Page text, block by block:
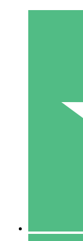
Betaal per